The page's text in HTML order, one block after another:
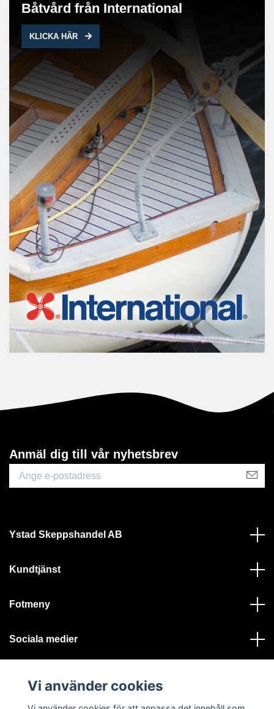
Båtvård från International
KLICKA HÄR
Anmäl dig till vår nyhetsbrev
Ystad Skeppshandel AB
Kundtjänst
Fotmeny
Sociala medier
Vi använder cookies